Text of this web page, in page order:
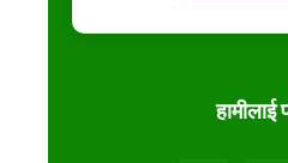
हामीलाई